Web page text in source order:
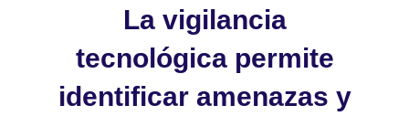
La vigilancia
tecnológica permite
identificar amenazas y